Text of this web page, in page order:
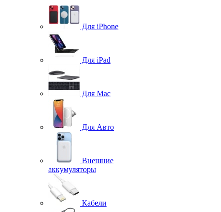
Для iPhone
Для iPad
Для Mac
Для Авто
Внешние
аккумуляторы
Кабели